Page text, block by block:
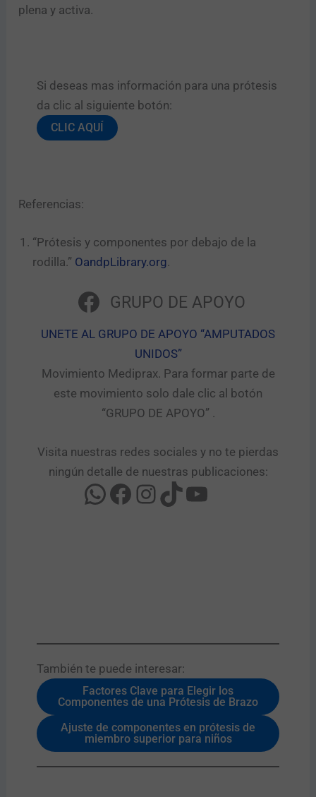
plena y activa.
Si deseas mas información para una prótesis
da clic al siguiente botón:​
CLIC AQUÍ
Referencias:
“Prótesis y componentes por debajo de la
rodilla.” OandpLibrary.org.
GRUPO DE APOYO
UNETE AL GRUPO DE APOYO “AMPUTADOS
UNIDOS”​
Movimiento Mediprax. Para formar parte de
este movimiento solo dale clic al botón
“GRUPO DE APOYO” .​
Visita nuestras redes sociales y no te pierdas
ningún detalle de nuestras publicaciones:
También te puede interesar:​
Factores Clave para Elegir los
Componentes de una Prótesis de Brazo
Ajuste de componentes en prótesis de
miembro superior para niños